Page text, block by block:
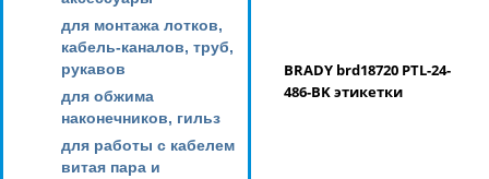
для монтажа лотков,
кабель-каналов, труб,
рукавов
для обжима
наконечников, гильз
для работы с кабелем
витая пара и
BRADY brd18720 PTL-24-
486-BK этикетки